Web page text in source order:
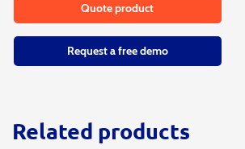
Quote product
Request a free demo
Related products